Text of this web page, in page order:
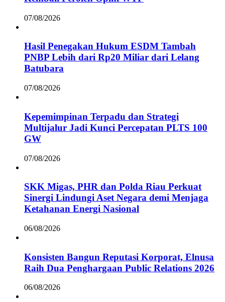
07/08/2026
Hasil Penegakan Hukum ESDM Tambah
PNBP Lebih dari Rp20 Miliar dari Lelang
Batubara
07/08/2026
Kepemimpinan Terpadu dan Strategi
Multijalur Jadi Kunci Percepatan PLTS 100
GW
07/08/2026
SKK Migas, PHR dan Polda Riau Perkuat
Sinergi Lindungi Aset Negara demi Menjaga
Ketahanan Energi Nasional
06/08/2026
Konsisten Bangun Reputasi Korporat, Elnusa
Raih Dua Penghargaan Public Relations 2026
06/08/2026